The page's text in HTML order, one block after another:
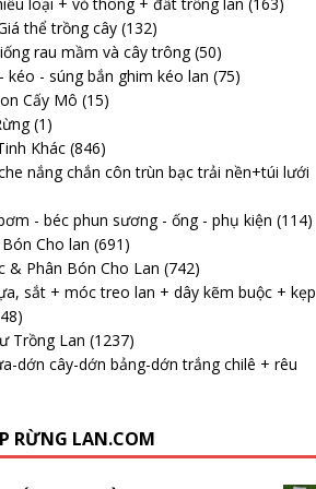
thể trồng cây (132)
rau mầm và cây trông (50)
kéo - súng bắn ghim kéo lan (75)
Cấy Mô (15)
(1)
Khác (846)
nắng chắn côn trùn bạc trải nền+túi lưới
- béc phun sương - ống - phụ kiện (114)
Cho lan (691)
& Phân Bón Cho Lan (742)
sắt + móc treo lan + dây kẽm buộc + kẹp
Trồng Lan (1237)
dớn cây-dớn bảng-dớn trắng chilê + rêu
RỪNG LAN.COM